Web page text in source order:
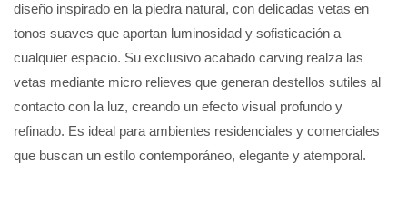
diseño inspirado en la piedra natural, con delicadas vetas en
tonos suaves que aportan luminosidad y sofisticación a
cualquier espacio. Su exclusivo acabado carving realza las
vetas mediante micro relieves que generan destellos sutiles al
contacto con la luz, creando un efecto visual profundo y
refinado. Es ideal para ambientes residenciales y comerciales
que buscan un estilo contemporáneo, elegante y atemporal.